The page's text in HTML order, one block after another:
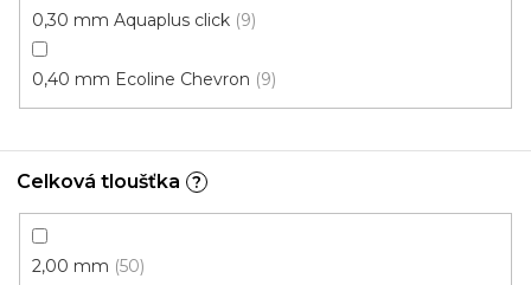
0,30 mm Aquaplus click 9
0,40 mm Ecoline Chevron 9
Celková tloušťka ?
2,00 mm 50